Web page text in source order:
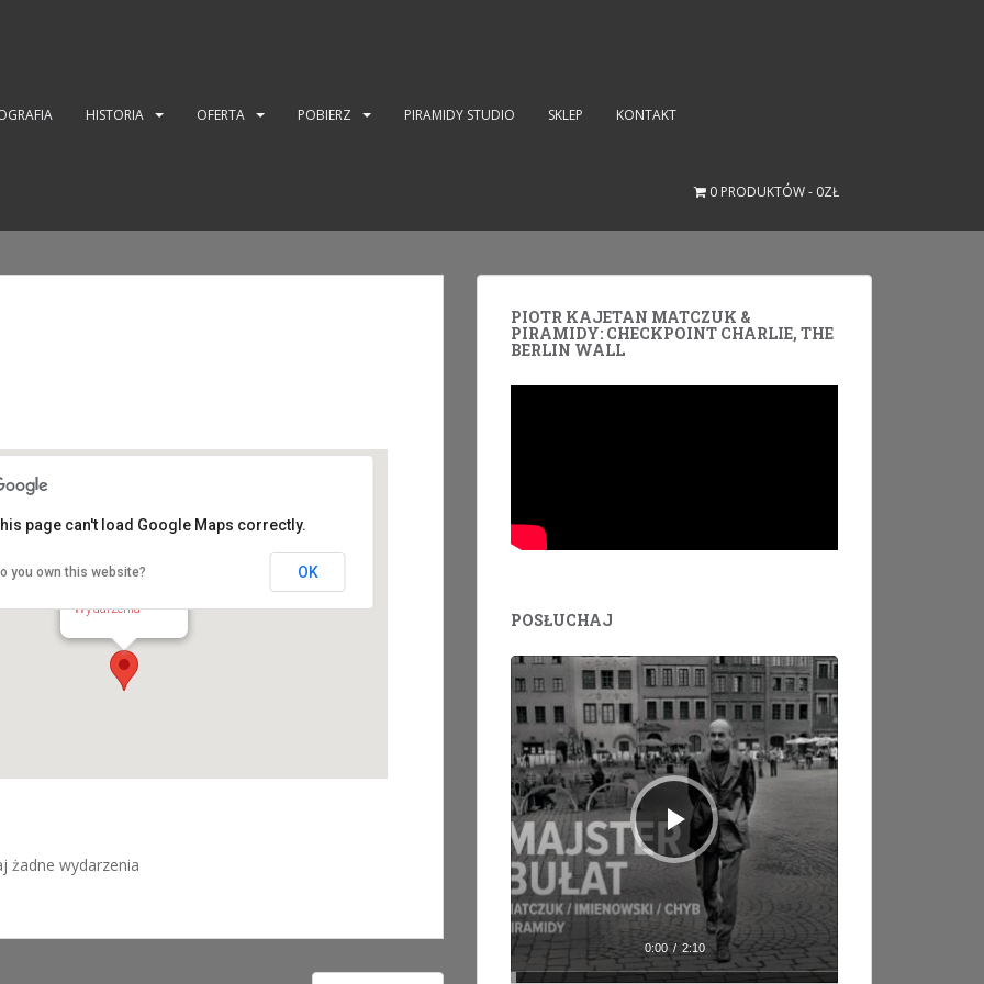
HISTORIA OFERTA POBIERZ PIRAMIDY STUDIO SKLEP KONTAKT
0 PRODUKTÓW 0ZŁ
Zamek w Lublinie
Wydarzenia
page can't load Google Maps correctly.
you own this website? OK
żadne wydarzenia
PIOTR KAJETAN MATCZUK &
PIRAMIDY: CHECKPOINT CHARLIE, THE
BERLIN WALL
POSŁUCHAJ
Odtwarzacz
plików
dźwiękowych
0:00 / 2:10